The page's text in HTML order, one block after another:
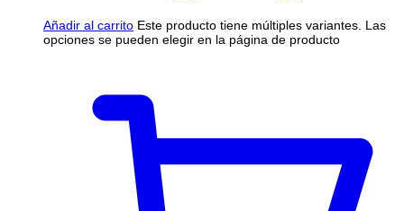
Añadir al carrito Este producto tiene múltiples variantes. Las
opciones se pueden elegir en la página de producto